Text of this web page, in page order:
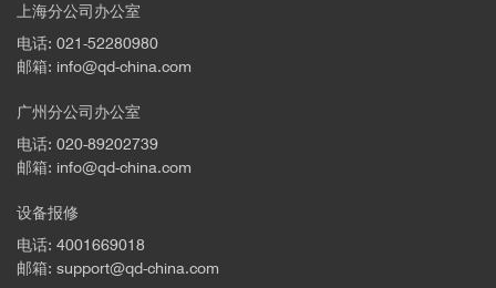
上海分公司办公室
电话: 021-52280980
邮箱: info@qd-china.com
广州分公司办公室
电话: 020-89202739
邮箱: info@qd-china.com
设备报修
电话: 4001669018
邮箱: support@qd-china.com